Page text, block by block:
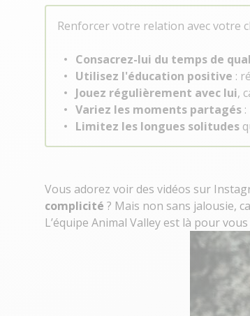
Renforcer votre relation avec votre
Consacrez-lui du temps de
Utilisez l'éducation positive :
Jouez régulièrement avec lui,
Variez les moments partagés
Limitez les longues solitudes
Vous adorez voir des vidéos sur
complicité ? Mais non sans jalousie,
L’équipe Animal Valley est là pour